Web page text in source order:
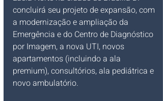
concluirá seu projeto de expansão, com
a modernização e ampliação da
Emergência e do Centro de Diagnóstico
por Imagem, a nova UTI, novos
apartamentos (incluindo a ala
premium), consultórios, ala pediátrica e
novo ambulatório.